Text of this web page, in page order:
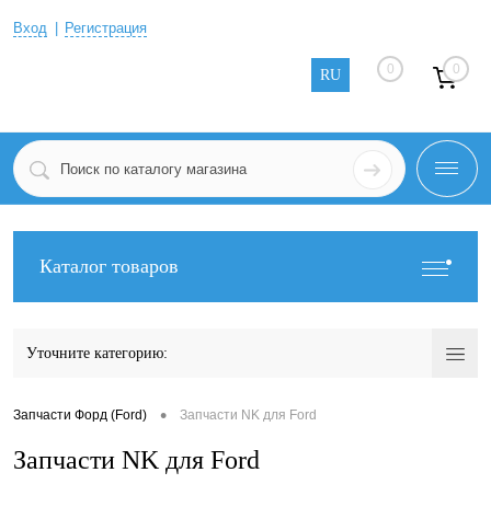
Вход Регистрация
RU 0 0
Каталог товаров
Уточните категорию:
Запчасти Форд (Ford) • Запчасти NK для Ford
Запчасти NK для Ford